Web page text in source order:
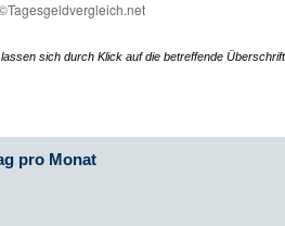
sich durch Klick auf die betreffende Überschrift
pro Monat